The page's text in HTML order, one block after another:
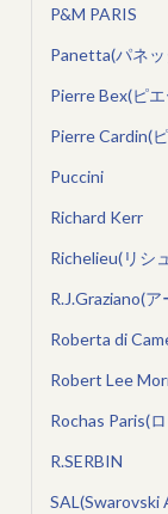
P&M PARIS
Panetta(パネッ
Pierre Bex(ピエ
Pierre Cardin(
Puccini
Richard Kerr
Richelieu(リシ
R.J.Graziano(
Roberta di
Robert Lee
Rochas Paris(
R.SERBIN
SAL(Swarovski